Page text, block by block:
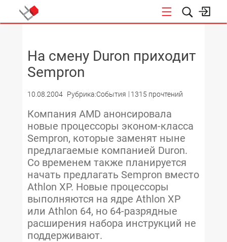
На смену Duron приходит
Sempron
10.08.2004 Рубрика:События 1315 прочтений
Компания AMD анонсировала
новые процессоры эконом-класса
Sempron, которые заменят ныне
предлагаемые компанией Duron.
Со временем также планируется
начать предлагать Sempron вместо
Athlon XP. Новые процессоры
выполняются на ядре Athlon XP
или Athlon 64, но 64-разрядные
расширения набора инструкций не
поддерживают.